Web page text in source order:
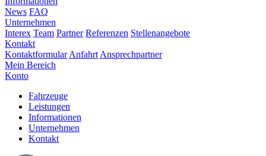
News FAQ
Unternehmen
Interex Team Partner Referenzen Stellenangebote
Kontakt
Kontaktformular Anfahrt Ansprechpartner
Mein Bereich
Konto
Fahrzeuge
Leistungen
Informationen
Unternehmen
Kontakt